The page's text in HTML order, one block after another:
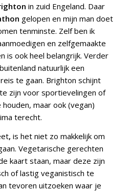
in zuid Engeland. Daar
gelopen en mijn man doet
tenminste. Zelf ben ik
en zelfgemaakte
is ook heel belangrijk. Verder
natuurlijk een
te gaan. Brighton schijnt
zijn voor sportievelingen of
maar ook (vegan)
terecht.
, is het niet zo makkelijk om
Vegetarische gerechten
kaart staan, maar deze zijn
of lastig veganistisch te
tevoren uitzoeken waar je